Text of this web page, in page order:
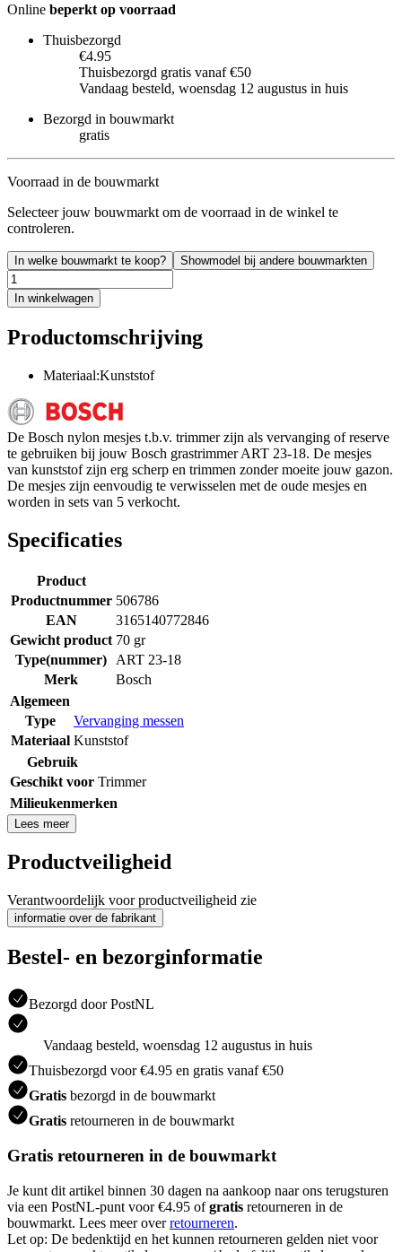
Online beperkt op voorraad
Thuisbezorgd
€4.95
Thuisbezorgd gratis vanaf €50
Vandaag besteld, woensdag 12 augustus in huis
Bezorgd in bouwmarkt
gratis
Voorraad in de bouwmarkt
Selecteer jouw bouwmarkt om de voorraad in de winkel te
controleren.
In welke bouwmarkt te koop? Showmodel bij andere bouwmarkten
In winkelwagen
Productomschrijving
Materiaal:Kunststof
De Bosch nylon mesjes t.b.v. trimmer zijn als vervanging of reserve
te gebruiken bij jouw Bosch grastrimmer ART 23-18. De mesjes
van kunststof zijn erg scherp en trimmen zonder moeite jouw gazon.
De mesjes zijn eenvoudig te verwisselen met de oude mesjes en
worden in sets van 5 verkocht.
Specificaties
Product
Productnummer 506786
EAN
3165140772846
Gewicht product 70 gr
Type(nummer)
ART 23-18
Merk
Bosch
Algemeen
Type
Vervanging messen
Materiaal Kunststof
Gebruik
Geschikt voor Trimmer
Milieukenmerken
Lees meer
Productveiligheid
Verantwoordelijk voor productveiligheid zie
informatie over de fabrikant
Bestel- en bezorginformatie
Bezorgd door PostNL
Vandaag besteld, woensdag 12 augustus in huis
Thuisbezorgd voor €4.95 en gratis vanaf €50
Gratis bezorgd in de bouwmarkt
Gratis retourneren in de bouwmarkt
Gratis retourneren in de bouwmarkt
Je kunt dit artikel binnen 30 dagen na aankoop naar ons terugsturen
via een PostNL-punt voor €4.95 ofgratis retourneren in de
bouwmarkt. Lees meer overretourneren.
Let op: De bedenktijd en het kunnen retourneren gelden niet voor